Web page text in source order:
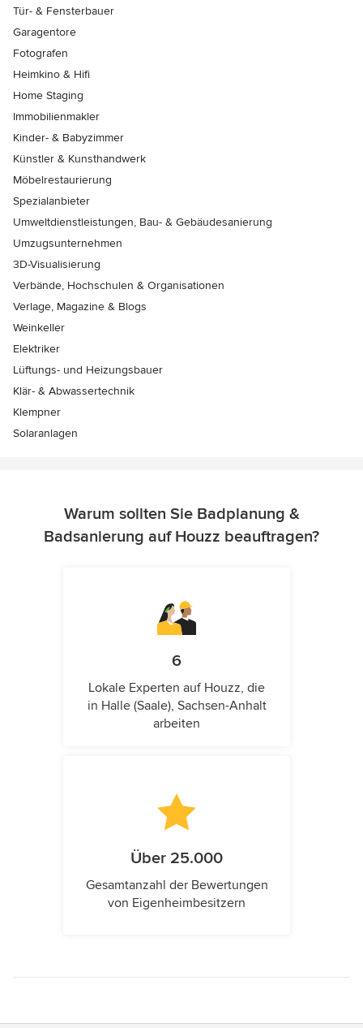
Tür- & Fensterbauer
Garagentore
Fotografen
Heimkino & Hifi
Home Staging
Immobilienmakler
Kinder- & Babyzimmer
Künstler & Kunsthandwerk
Möbelrestaurierung
Spezialanbieter
Umweltdienstleistungen, Bau- & Gebäudesanierung
Umzugsunternehmen
3D-Visualisierung
Verbände, Hochschulen & Organisationen
Verlage, Magazine & Blogs
Weinkeller
Elektriker
Lüftungs- und Heizungsbauer
Klär- & Abwassertechnik
Klempner
Solaranlagen
Warum sollten Sie Badplanung &
Badsanierung auf Houzz beauftragen?
6
Lokale Experten auf Houzz, die
in Halle (Saale), Sachsen-Anhalt
arbeiten
Über 25.000
Gesamtanzahl der Bewertungen
von Eigenheimbesitzern